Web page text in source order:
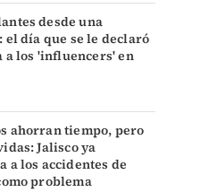
desde una
el día que se le declaró
a los 'influencers' en
ahorran tiempo, pero
Jalisco ya
a los accidentes de
problema